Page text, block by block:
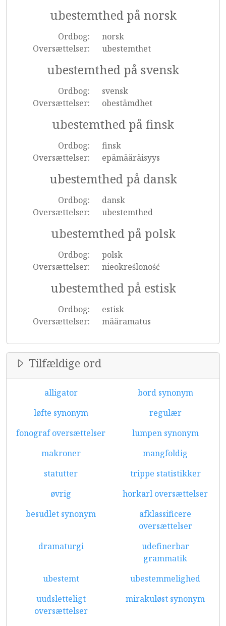
ubestemthed på norsk
Ordbog:
norsk
Oversættelser:
ubestemthet
ubestemthed på svensk
Ordbog:
svensk
Oversættelser:
obestämdhet
ubestemthed på finsk
Ordbog:
finsk
Oversættelser:
epämääräisyys
ubestemthed på dansk
Ordbog:
dansk
Oversættelser:
ubestemthed
ubestemthed på polsk
Ordbog:
polsk
Oversættelser:
nieokreśloność
ubestemthed på estisk
Ordbog:
estisk
Oversættelser:
määramatus
Tilfældige ord
alligator
bord synonym
løfte synonym
regulær
fonograf oversættelser
lumpen synonym
makroner
mangfoldig
statutter
trippe statistikker
øvrig
horkarl oversættelser
besudlet synonym
afklassificere
oversættelser
dramaturgi
udefinerbar
grammatik
ubestemt
ubestemmelighed
uudsletteligt
oversættelser
mirakuløst synonym